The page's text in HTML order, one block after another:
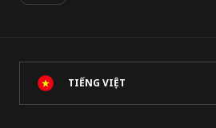
TIẾNG VIỆT